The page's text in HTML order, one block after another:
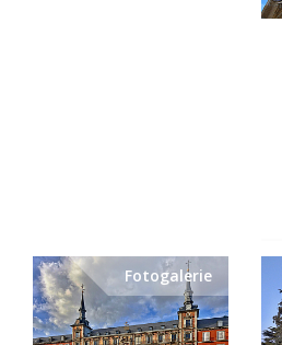
Fotogalerie